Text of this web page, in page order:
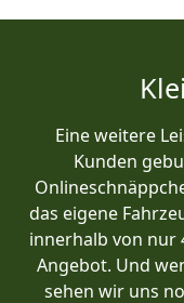
Eine weitere
Kunden
das eigene
innerhalb von nur
Angebot. Und
sehen wir uns